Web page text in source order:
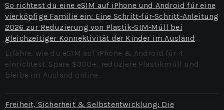
So richtest du eine eSIM auf iPhone und Android für eine
vierköpfige Familie ein: Eine Schritt‑für‑Schritt‑Anleitung
2026 zur Reduzierung von Plastik‑SIM‑Müll bei
gleichzeitiger Konnektivität der Kinder im Ausland
Erfahre, wie du eSIM auf iPhone & Android für 4
einrichtest. Spare $300+, reduziere Plastikmüll und
bleibe im Ausland online.
Freiheit, Sicherheit & Selbstentwicklung: Die